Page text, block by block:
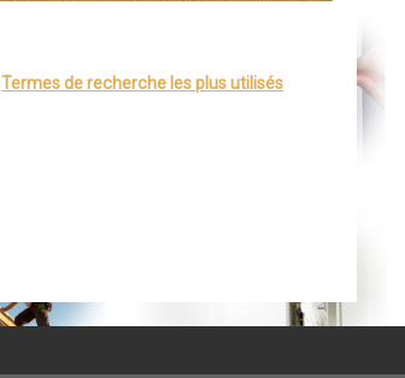
Termes de recherche les plus utilisés